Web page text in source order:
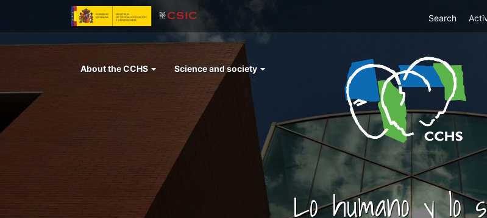
Top
Search
Menu
About the CCHS Science and society
Lo humano y lo